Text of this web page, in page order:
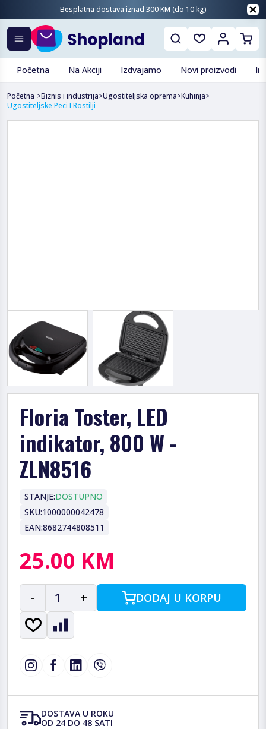
Besplatna dostava iznad 300 KM (do 10 kg)
Početna Na Akciji Izdvajamo Novi proizvodi
Početna >Biznis i industrija>Ugostiteljska oprema>Kuhinja>
Ugostiteljske Peci I Rostilji
Floria Toster, LED
indikator, 800 W -
ZLN8516
STANJE:DOSTUPNO
SKU:1000000042478
EAN:8682744808511
25.00 KM
- 1 + DODAJ U KORPU
DOSTAVA U ROKU
OD 24 DO 48 SATI